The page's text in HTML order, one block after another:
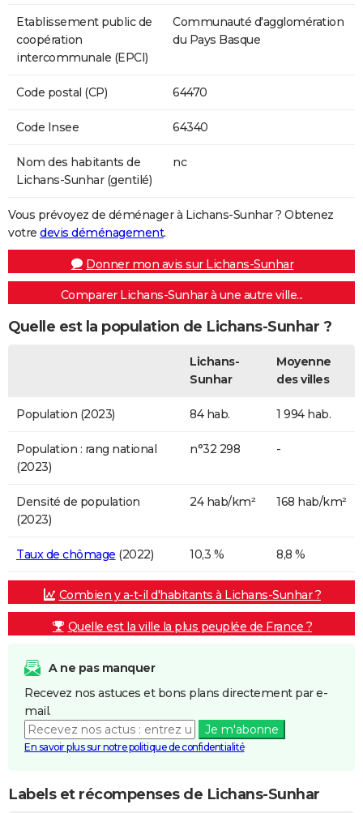
Etablissement public de
coopération
intercommunale (EPCI)
Communauté d'agglomération
du Pays Basque
Code postal (CP) 64470
Code Insee 64340
Nom des habitants de
Lichans-Sunhar (gentilé)
nc
Vous prévoyez de déménager à Lichans-Sunhar ? Obtenez
votre devis déménagement.
Donner mon avis sur Lichans-Sunhar
Comparer Lichans-Sunhar à une autre ville...
Quelle est la population de Lichans-Sunhar ?
Lichans-
Sunhar
Moyenne
des villes
Population (2023) 84 hab. 1 994 hab.
Population : rang national
(2023)
n°32 298 -
Densité de population
(2023)
24 hab/km² 168 hab/km²
Taux de chômage (2022) 10,3 % 8,8 %
Combien y a-t-il d'habitants à Lichans-Sunhar ?
Quelle est la ville la plus peuplée de France ?
A ne pas manquer
Recevez nos astuces et bons plans directement par e-
mail.
Je m'abonne
En savoir plus sur notre politique de confidentialité
Labels et récompenses de Lichans-Sunhar